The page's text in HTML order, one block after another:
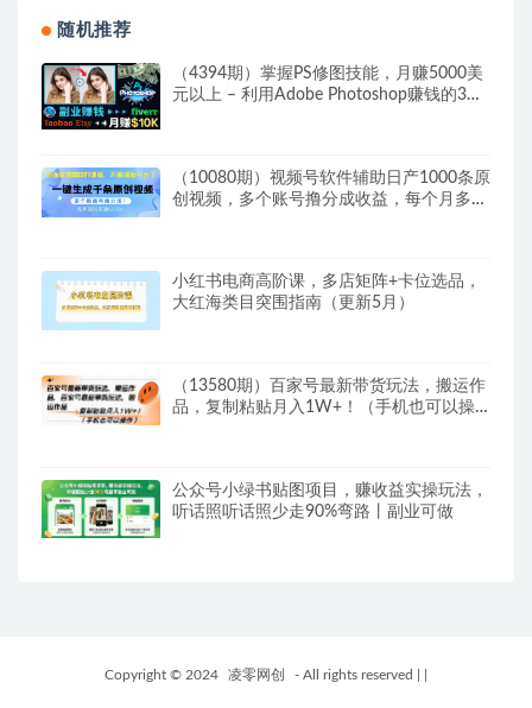
随机推荐
（4394期）掌握PS修图技能，月赚5000美
元以上 – 利用Adobe Photoshop赚钱的3种
（10080期）视频号软件辅助日产1000条原
创视频，多个账号撸分成收益，每个月多赚
小红书电商高阶课，多店矩阵+卡位选品，
大红海类目突围指南（更新5月）
（13580期）百家号最新带货玩法，搬运作
品，复制粘贴月入1W+！（手机也可以操
公众号小绿书贴图项目，赚收益实操玩法，
听话照听话照少走90%弯路丨副业可做
Copyright © 2024 凌零网创 - All rights reserved